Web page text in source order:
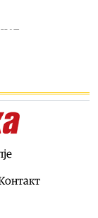
–
вечерва на
е важен чекор